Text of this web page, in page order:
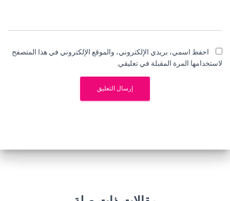
احفظ اسمي، بريدي الإلكتروني، والموقع الإلكتروني في هذا المتصفح
لاستخدامها المرة المقبلة في تعليقي.